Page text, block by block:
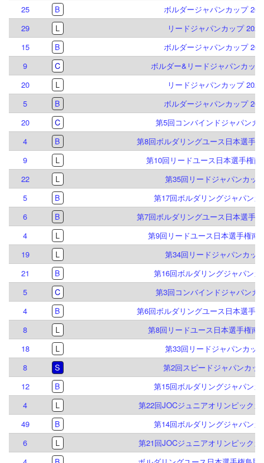
25
B
ボルダージャパンカップ
29
L
リードジャパンカップ 2024
15
B
ボルダージャパンカップ
9
C
ボルダー&リードジャパンカッ
20
L
リードジャパンカップ 2023
5
B
ボルダージャパンカップ
20
C
第5回コンバインドジャパンカ
4
B
第8回ボルダリングユース日本選手
9
L
第10回リードユース日本選手権南
22
L
第35回リードジャパンカッ
5
B
第17回ボルダリングジャパンカ
6
B
第7回ボルダリングユース日本選手
4
L
第9回リードユース日本選手権南
19
L
第34回リードジャパンカッ
21
B
第16回ボルダリングジャパンカ
5
C
第3回コンバインドジャパンカ
4
B
第6回ボルダリングユース日本選手
8
L
第8回リードユース日本選手権南
18
L
第33回リードジャパンカッ
8
S
第2回スピードジャパンカッ
12
B
第15回ボルダリングジャパンカ
4
L
第22回JOCジュニアオリンピックカ
49
B
第14回ボルダリングジャパンカ
6
L
第21回JOCジュニアオリンピックカ